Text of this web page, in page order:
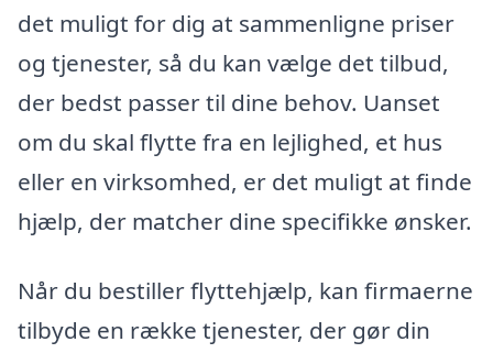
det muligt for dig at sammenligne priser
og tjenester, så du kan vælge det tilbud,
der bedst passer til dine behov. Uanset
om du skal flytte fra en lejlighed, et hus
eller en virksomhed, er det muligt at finde
hjælp, der matcher dine specifikke ønsker.
Når du bestiller flyttehjælp, kan firmaerne
tilbyde en række tjenester, der gør din